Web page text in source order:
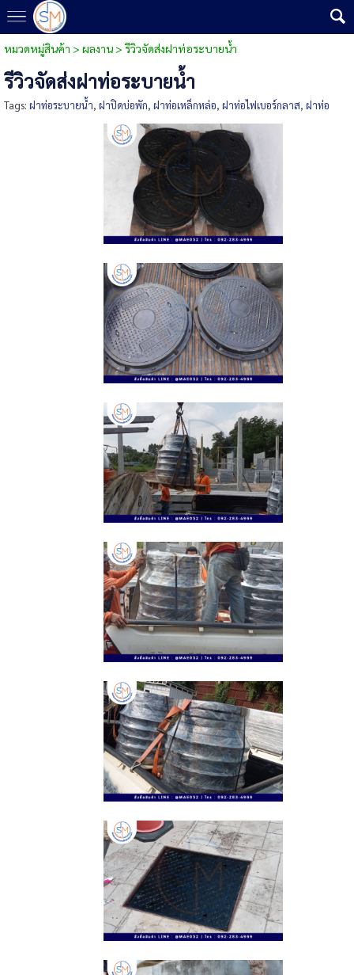
หมวดหมู่สินค้า > ผลงาน> รีวิวจัดส่งฝาท่อระบายน้ำ
รีวิวจัดส่งฝาท่อระบายน้ำ
Tags: ฝาท่อระบายน้ำ, ฝาปิดบ่อพัก, ฝาท่อเหล็กหล่อ, ฝาท่อไฟเบอร์กลาส, ฝาท่อ